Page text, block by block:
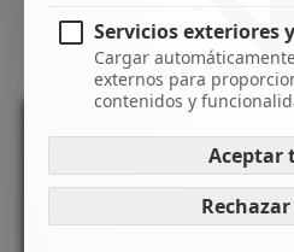
¡Consulta tu envío a
Servicios exteriores
Cargar
externos para
contenidos y
Aceptar